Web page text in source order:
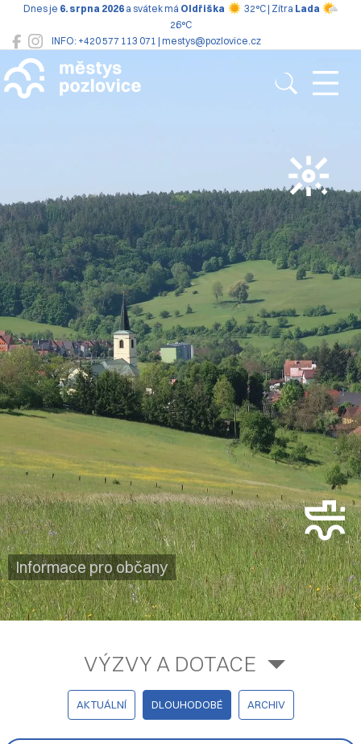
INFO: +420 577 113 071 | mestys@pozlovice.cz
Dnes je 6. srpna 2026 a svátek má Oldřiška 32°C | Zítra Lada
26°C
Pozlovice
Informace pro občany
VÝZVY A DOTACE
AKTUÁLNÍ DLOUHODOBÉ ARCHIV